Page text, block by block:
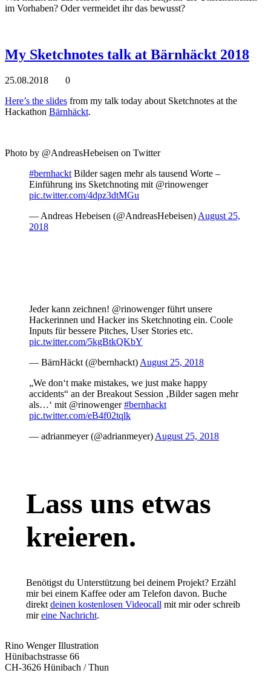
im Vorhaben? Oder vermeidet ihr das bewusst?
My Sketchnotes talk at Bärnhäckt 2018
25.08.2018
0
Here’s the slides from my talk today about Sketchnotes at the
Hackathon Bärnhäckt.
Photo by @AndreasHebeisen on Twitter
#bernhackt Bilder sagen mehr als tausend Worte –
Einführung ins Sketchnoting mit @rinowenger
pic.twitter.com/4dpz3dtMGu
— Andreas Hebeisen (@AndreasHebeisen) August 25,
2018
Jeder kann zeichnen! @rinowenger führt unsere
Hackerinnen und Hacker ins Sketchnoting ein. Coole
Inputs für bessere Pitches, User Stories etc.
pic.twitter.com/5kgBtkQKbY
— BärnHäckt (@bernhackt) August 25, 2018
„We don‘t make mistakes, we just make happy
accidents“ an der Breakout Session ‚Bilder sagen mehr
als…‘ mit @rinowenger#bernhackt
pic.twitter.com/eB4f02tqlk
— adrianmeyer (@adrianmeyer) August 25, 2018
Lass uns etwas
kreieren.
Benötigst du Unterstützung bei deinem Projekt? Erzähl
mir bei einem Kaffee oder am Telefon davon. Buche
direkt deinen kostenlosen Videocall mit mir oder schreib
mireine Nachricht.
Rino Wenger Illustration
Hünibachstrasse 66
CH-3626 Hünibach / Thun